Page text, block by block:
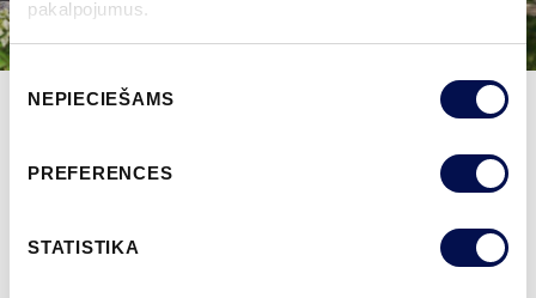
pakalpojumus.
Piekrišanas
izvēle
NEPIECIEŠAMS
PREFERENCES
STATISTIKA